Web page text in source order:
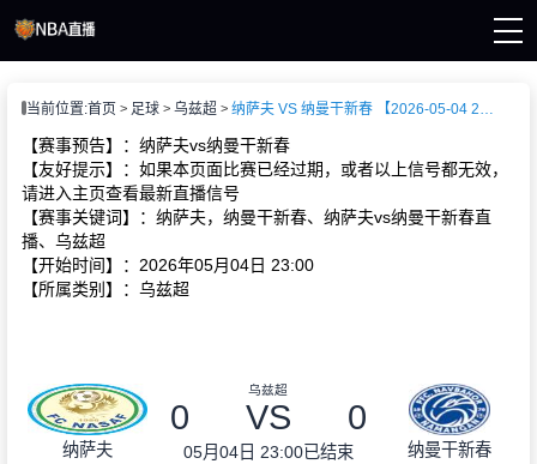
播
闻
当前位置:首页 足球 乌兹超 纳萨夫 VS 纳曼干新春 【2026-05-04 23:00:00】
【赛事预告】：纳萨夫vs纳曼干新春
【友好提示】：如果本页面比赛已经过期，或者以上信号都无效，
请进入主页查看最新直播信号
【赛事关键词】：纳萨夫，纳曼干新春、纳萨夫vs纳曼干新春直
播、乌兹超
【开始时间】：2026年05月04日 23:00
【所属类别】：乌兹超
纳萨夫
乌兹超
0 VS 0
05月04日 23:00已结束 纳曼干新春